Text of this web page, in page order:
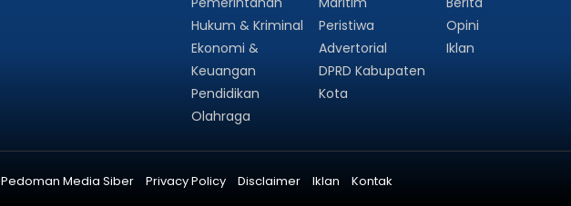
Hukum & Kriminal
Ekonomi &
Keuangan
Pendidikan
Olahraga
Peristiwa
Advertorial
DPRD Kabupaten
Kota
Opini
Iklan
Pedoman Media Siber Privacy Policy Disclaimer Iklan Kontak